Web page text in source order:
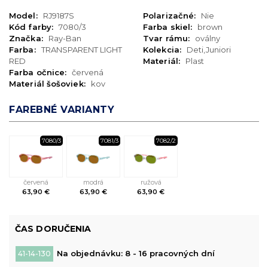
Model:
RJ9187S
Kód farby: 7080/3
Značka:
Ray-Ban
Farba: TRANSPARENT LIGHT
RED
Farba očnice: červená
Materiál šošoviek:
kov
Polarizačné:
Nie
Farba skiel:
brown
Tvar rámu:
oválny
Kolekcia:
Deti,Juniori
Materiál:
Plast
FAREBNÉ VARIANTY
7080/3
červená
63,90 €
7081/3
modrá
63,90 €
7082/2
ružová
63,90 €
ČAS DORUČENIA
41-14-130 Na objednávku: 8 - 16 pracovných dní